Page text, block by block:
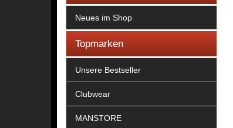
Neues im Shop
Topmarken
Unsere Bestseller
Clubwear
MANSTORE